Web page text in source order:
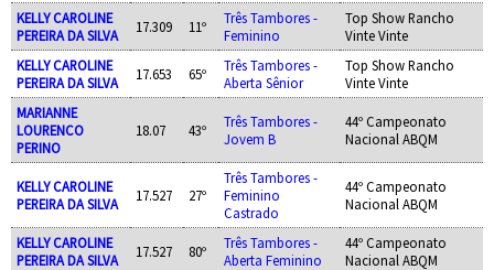
KELLY CAROLINE
PEREIRA DA SILVA
17.309 11º
Três Tambores -
Feminino
Top Show Rancho
Vinte Vinte
KELLY CAROLINE
PEREIRA DA SILVA
17.653 65º
Três Tambores -
Aberta Sênior
Top Show Rancho
Vinte Vinte
MARIANNE
LOURENCO
PERINO
18.07 43º
Três Tambores -
Jovem B
44º Campeonato
Nacional ABQM
KELLY CAROLINE
PEREIRA DA SILVA
17.527 27º
Três Tambores -
Feminino
Castrado
44º Campeonato
Nacional ABQM
KELLY CAROLINE
PEREIRA DA SILVA
17.527 80º
Três Tambores -
Aberta Feminino
44º Campeonato
Nacional ABQM